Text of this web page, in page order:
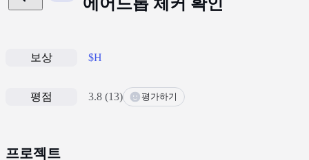
보상 $H
평점 3.8 (13) 평가하기
프로젝트